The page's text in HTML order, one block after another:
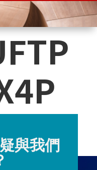
與我們